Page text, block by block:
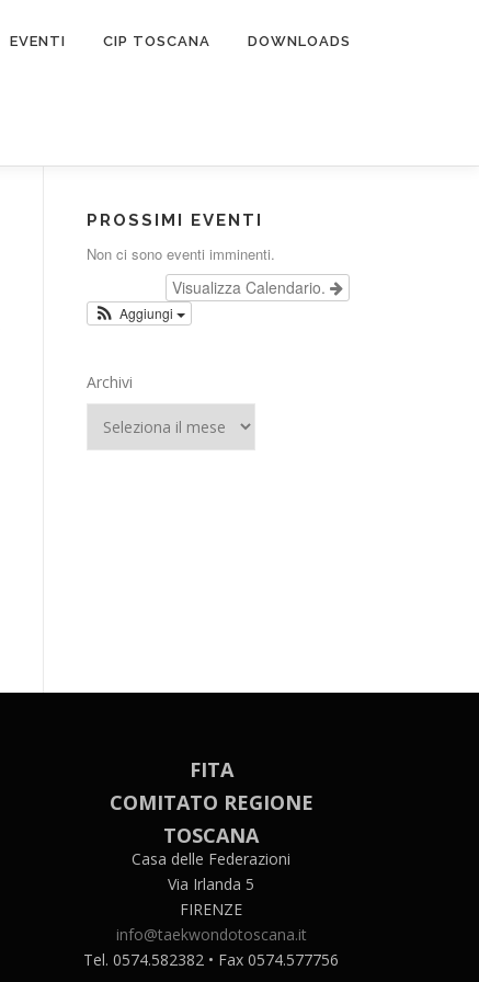
EVENTI CIP TOSCANA DOWNLOADS
PROSSIMI EVENTI
Non ci sono eventi imminenti.
Visualizza Calendario.
Aggiungi
Archivi
FITA
COMITATO REGIONE
TOSCANA
Casa delle Federazioni
Via Irlanda 5
FIRENZE
info@taekwondotoscana.it
Tel. 0574.582382 • Fax 0574.577756